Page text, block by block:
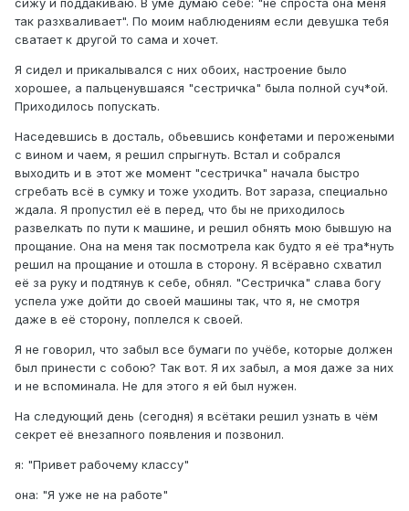
сижу и поддакиваю. В уме думаю себе: "не спроста она меня
так разхваливает". По моим наблюдениям если девушка тебя
сватает к другой то сама и хочет.
Я сидел и прикалывался с них обоих, настроение было
хорошее, а пальценувшаяся "сестричка" была полной суч*ой.
Приходилось попускать.
Наседевшись в досталь, обьевшись конфетами и перожеными
с вином и чаем, я решил спрыгнуть. Встал и собрался
выходить и в этот же момент "сестричка" начала быстро
сгребать всё в сумку и тоже уходить. Вот зараза, специально
ждала. Я пропустил её в перед, что бы не приходилось
развелкать по пути к машине, и решил обнять мою бывшую на
прощание. Она на меня так посмотрела как будто я её тра*нуть
решил на прощание и отошла в сторону. Я всёравно схватил
её за руку и подтянув к себе, обнял. "Сестричка" слава богу
успела уже дойти до своей машины так, что я, не смотря
даже в её сторону, поплелся к своей.
Я не говорил, что забыл все бумаги по учёбе, которые должен
был принести с собою? Так вот. Я их забыл, а моя даже за них
и не вспоминала. Не для этого я ей был нужен.
На следующий день (сегодня) я всётаки решил узнать в чём
секрет её внезапного появления и позвонил.
я: "Привет рабочему классу"
она: "Я уже не на работе"